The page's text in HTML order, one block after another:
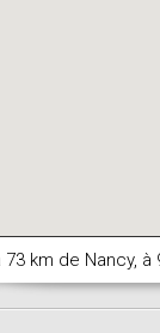
73 km de Nancy,